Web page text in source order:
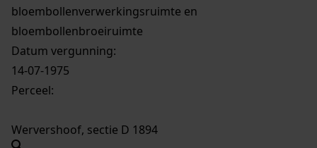
bloembollenverwerkingsruimte en
bloembollenbroeiruimte
Datum vergunning:
14-07-1975
Perceel:
Wervershoof, sectie D 1894